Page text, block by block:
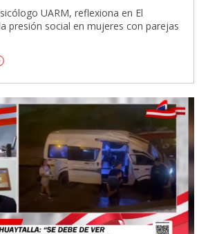
UARM, reflexiona en El
presión social en mujeres con parejas